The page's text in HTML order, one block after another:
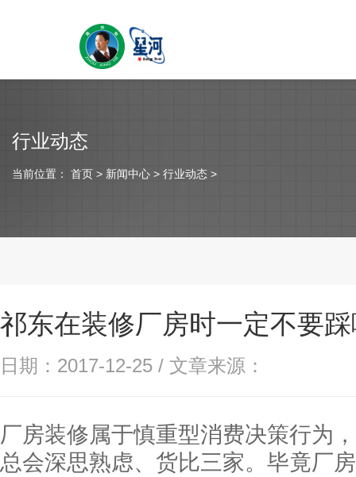
行业动态
当前位置： 首页 > 新闻中心 > 行业动态 >
祁东在装修厂房时一定不要
日期：2017-12-25 / 文章来源：
厂房装修属于慎重型消费决策行为
总会深思熟虑、货比三家。毕竟厂